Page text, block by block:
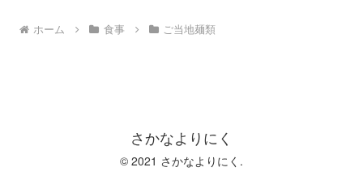
ホーム 食事 ご当地麺類
さかなよりにく
© 2021 さかなよりにく.